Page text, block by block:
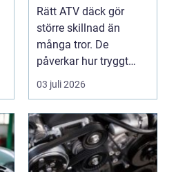
Rätt ATV däck gör
större skillnad än
många tror. De
påverkar hur tryggt
fyrhjulingen beter sig
på vä...
03 juli 2026